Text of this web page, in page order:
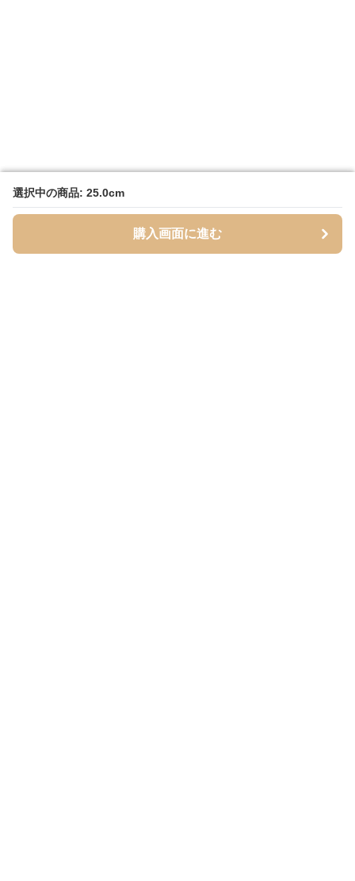
選択中の商品: 25.0cm
購入画面に進む
選択中の商品: 25.0cm
購入画面に進む